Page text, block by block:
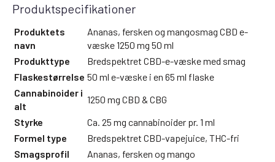
Produktspecifikationer
Produktets
navn
Ananas, fersken og mangosmag CBD e-
væske 1250 mg 50 ml
Produkttype
Bredspektret CBD-e-væske med smag
Flaskestørrelse 50 ml e-væske i en 65 ml flaske
Cannabinoider i
alt
1250 mg CBD & CBG
Styrke
Ca. 25 mg cannabinoider pr. 1 ml
Formel type
Bredspektret CBD-vapejuice, THC-fri
Smagsprofil
Ananas, fersken og mango